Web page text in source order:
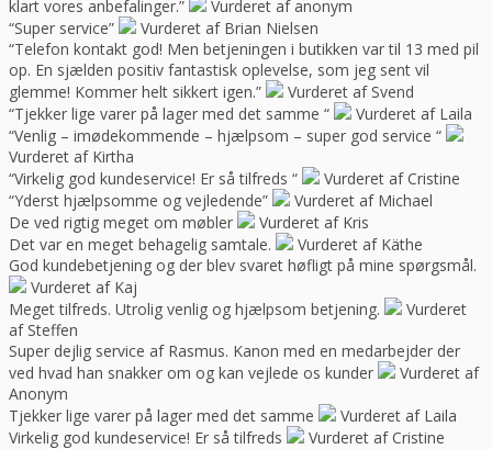
klart vores anbefalinger.”
Vurderet af anonym
“Super service”
Vurderet af Brian Nielsen
“Telefon kontakt god! Men betjeningen i butikken var til 13 med pil
op. En sjælden positiv fantastisk oplevelse, som jeg sent vil
glemme! Kommer helt sikkert igen.”
Vurderet af Svend
“Tjekker lige varer på lager med det samme “
Vurderet af Laila
“Venlig – imødekommende – hjælpsom – super god service “
Vurderet af Kirtha
“Virkelig god kundeservice! Er så tilfreds “
Vurderet af Cristine
“Yderst hjælpsomme og vejledende”
Vurderet af Michael
De ved rigtig meget om møbler
Vurderet af Kris
Det var en meget behagelig samtale.
Vurderet af Käthe
God kundebetjening og der blev svaret høfligt på mine spørgsmål.
Vurderet af Kaj
Meget tilfreds. Utrolig venlig og hjælpsom betjening.
Vurderet
af Steffen
Super dejlig service af Rasmus. Kanon med en medarbejder der
ved hvad han snakker om og kan vejlede os kunder
Vurderet af
Anonym
Tjekker lige varer på lager med det samme
Vurderet af Laila
Virkelig god kundeservice! Er så tilfreds
Vurderet af Cristine